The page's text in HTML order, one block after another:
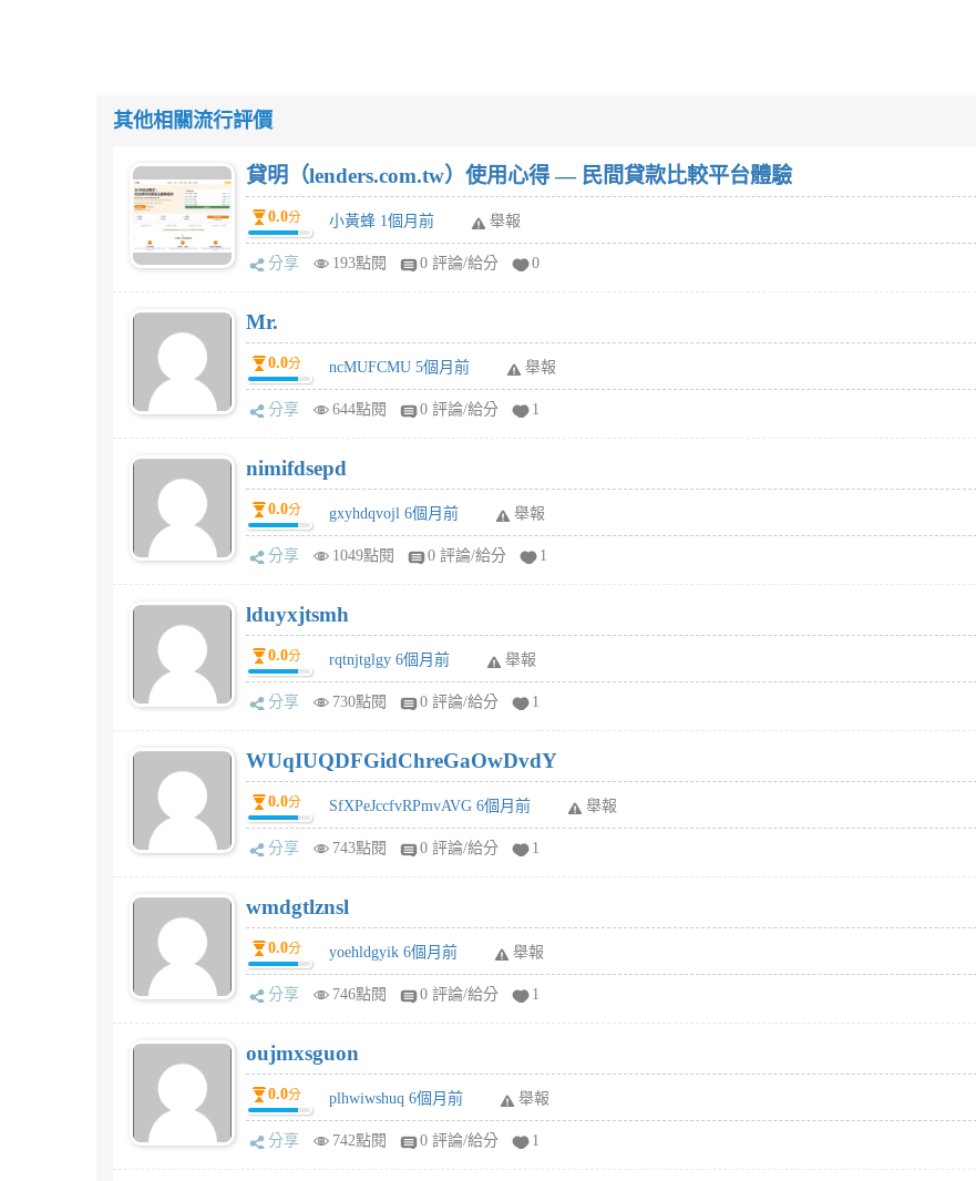
其他相關流行評價
貸明（lenders.com.tw）使用心得 — 民間貸款比較平台體驗
0.0分 小黃蜂 1個月前 舉報
分享 193點閱 0 評論/給分 0
Mr.
0.0分 ncMUFCMU 5個月前 舉報
分享 644點閱 0 評論/給分 1
nimifdsepd
0.0分 gxyhdqvojl 6個月前 舉報
分享 1049點閱 0 評論/給分 1
lduyxjtsmh
0.0分 rqtnjtglgy 6個月前 舉報
分享 730點閱 0 評論/給分 1
WUqIUQDFGidChreGaOwDvdY
0.0分 SfXPeJccfvRPmvAVG 6個月前 舉報
分享 743點閱 0 評論/給分 1
wmdgtlznsl
0.0分 yoehldgyik 6個月前 舉報
分享 746點閱 0 評論/給分 1
oujmxsguon
0.0分 plhwiwshuq 6個月前 舉報
分享 742點閱 0 評論/給分 1